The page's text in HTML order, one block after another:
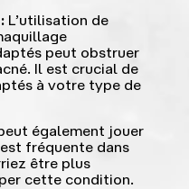
L’utilisation de
peut obstruer
Il est crucial de
à votre type de
également jouer
fréquente dans
être plus
cette condition.